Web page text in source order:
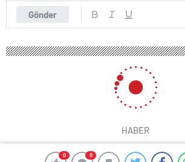
0 0
Gönder
HABER